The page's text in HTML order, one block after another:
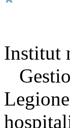
Institut